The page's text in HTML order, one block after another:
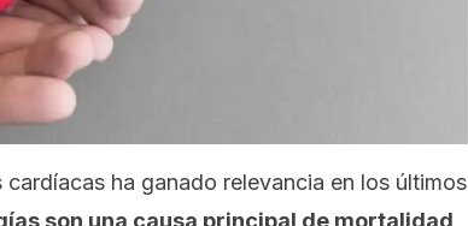
ha ganado relevancia en los últimos
son una causa principal de mortalidad